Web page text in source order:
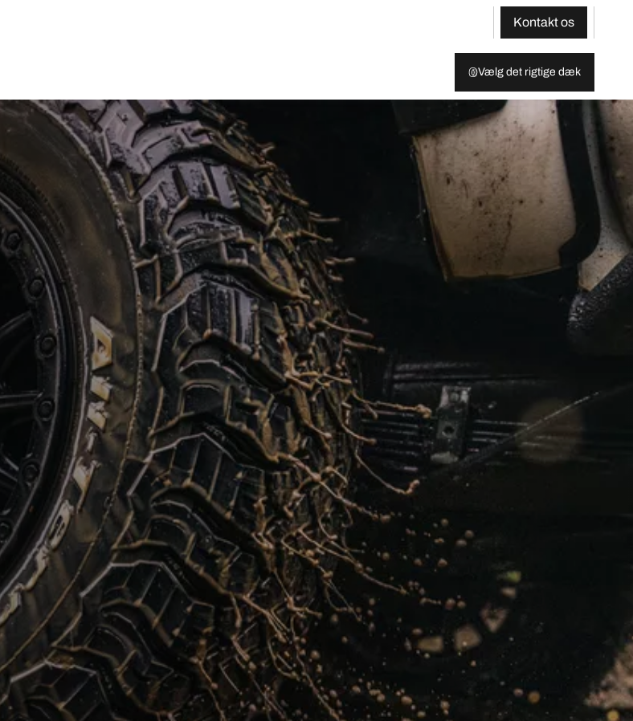
Kontakt os
Vælg det rigtige dæk